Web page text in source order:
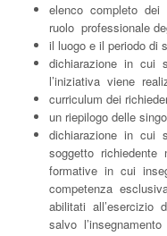
elenco completo
ruolo professionale
il luogo e il periodo di
dichiarazione in cui
l’iniziativa viene
curriculum dei
un riepilogo delle
dichiarazione in cui
soggetto richiedente
formative in cui
competenza
abilitati all’esercizio
salvo